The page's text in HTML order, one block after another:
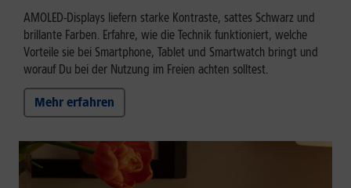
AMOLED-Displays liefern starke Kontraste, sattes Schwarz und
brillante Farben. Erfahre, wie die Technik funktioniert, welche
Vorteile sie bei Smartphone, Tablet und Smartwatch bringt und
worauf Du bei der Nutzung im Freien achten solltest.
Mehr erfahren